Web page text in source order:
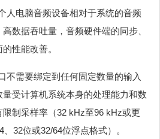
人电脑音频设备相对于系统的音频
数据吞吐量，音频硬件端的同步、
性能改善。
不需要绑定到任何固定数量的输入
受计算机系统本身的处理能力和数
制采样率（32 kHz至96 kHz或更
32位或32/64位浮点格式）。